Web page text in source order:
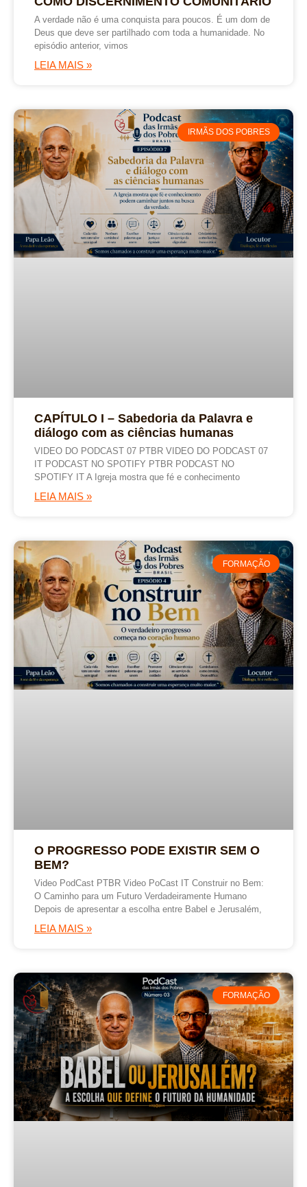
A verdade não é uma conquista para poucos. É um dom de
Deus que deve ser partilhado com toda a humanidade. No
episódio anterior, vimos
LEIA MAIS »
IRMÃS DOS POBRES
CAPÍTULO I – Sabedoria da Palavra e
diálogo com as ciências humanas
VIDEO DO PODCAST 07 PTBR VIDEO DO PODCAST 07
IT PODCAST NO SPOTIFY PTBR PODCAST NO
SPOTIFY IT A Igreja mostra que fé e conhecimento
LEIA MAIS »
FORMAÇÃO
O PROGRESSO PODE EXISTIR SEM O
BEM?
Video PodCast PTBR Video PoCast IT Construir no Bem:
O Caminho para um Futuro Verdadeiramente Humano
Depois de apresentar a escolha entre Babel e Jerusalém,
LEIA MAIS »
FORMAÇÃO